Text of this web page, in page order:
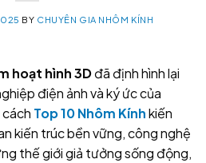
BY CHUYÊN GIA NHÔM KÍNH
hoạt hình 3Dđã định hình lại
điện ảnh và ký ức của
Top 10 Nhôm Kínhkiến
kiến trúc bền vững, công nghệ
thế giới giả tưởng sống động,